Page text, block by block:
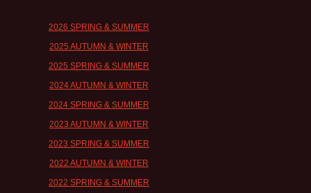
2026 SPRING & SUMMER
2025 AUTUMN & WINTER
2025 SPRING & SUMMER
2024 AUTUMN & WINTER
2024 SPRING & SUMMER
2023 AUTUMN & WINTER
2023 SPRING & SUMMER
2022 AUTUMN & WINTER
2022 SPRING & SUMMER